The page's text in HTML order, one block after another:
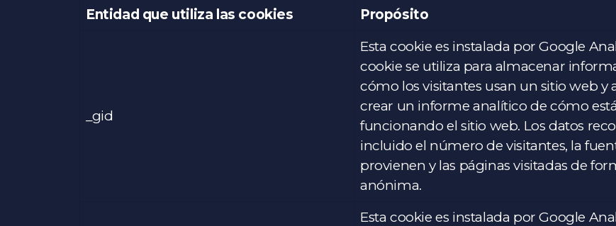
Entidad que utiliza las cookies
Propósito
_gid
Esta cookie es instalada por Google
cookie se utiliza para almacenar
cómo los visitantes usan un sitio web y
crear un informe analítico de cómo está
funcionando el sitio web. Los datos
incluido el número de visitantes, la
provienen y las páginas visitadas de
anónima.
Esta cookie es instalada por Google